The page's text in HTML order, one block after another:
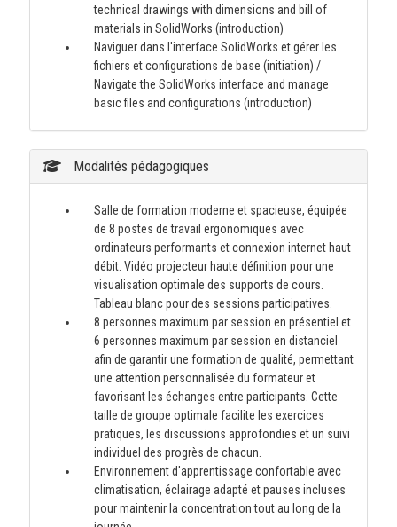
technical drawings with dimensions and bill of
materials in SolidWorks (introduction)
Naviguer dans l'interface SolidWorks et gérer les
fichiers et configurations de base (initiation) /
Navigate the SolidWorks interface and manage
basic files and configurations (introduction)
Modalités pédagogiques
Salle de formation moderne et spacieuse, équipée
de 8 postes de travail ergonomiques avec
ordinateurs performants et connexion internet haut
débit. Vidéo projecteur haute définition pour une
visualisation optimale des supports de cours.
Tableau blanc pour des sessions participatives.
8 personnes maximum par session en présentiel et
6 personnes maximum par session en distanciel
afin de garantir une formation de qualité, permettant
une attention personnalisée du formateur et
favorisant les échanges entre participants. Cette
taille de groupe optimale facilite les exercices
pratiques, les discussions approfondies et un suivi
individuel des progrès de chacun.
Environnement d'apprentissage confortable avec
climatisation, éclairage adapté et pauses incluses
pour maintenir la concentration tout au long de la